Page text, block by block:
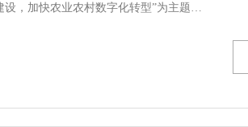
设，加快农业农村数字化转型”为主题…